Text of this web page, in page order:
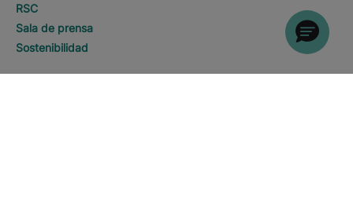
RSC
Sala de prensa
Sostenibilidad